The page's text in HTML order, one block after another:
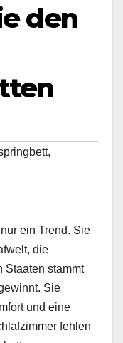
den
,
ein Trend. Sie
die
Staaten stammt
Sie
und eine
fehlen